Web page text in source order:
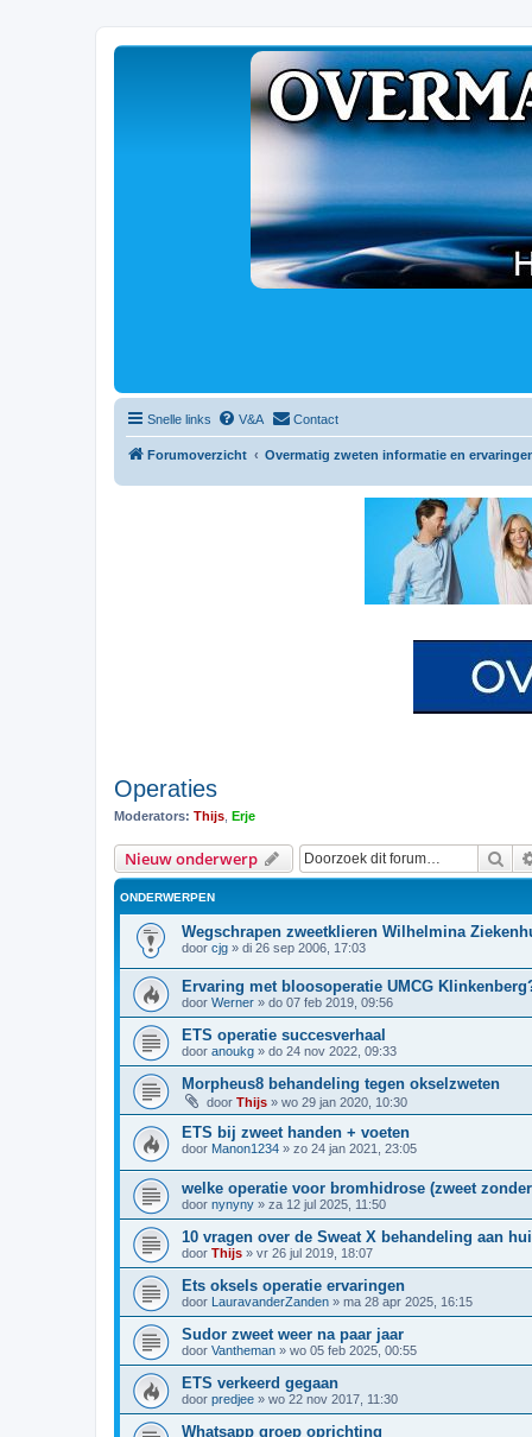
Snelle links V&A Contact
Forumoverzicht Overmatig zweten informatie en
Operaties
Moderators: Thijs Erje
Nieuw onderwerp
ONDERWERPEN
Wegschrapen zweetklieren Wilhelmina
door cjg » di 26 sep 2006, 17:03
Ervaring met bloosoperatie UMCG
door Werner » do 07 feb 2019, 09:56
ETS operatie succesverhaal
door anoukg » do 24 nov 2022, 09:33
Morpheus8 behandeling tegen okselzweten
door Thijs » wo 29 jan 2020, 10:30
ETS bij zweet handen + voeten
door Manon1234 » zo 24 jan 2021, 23:05
welke operatie voor bromhidrose (zweet
door nynyny » za 12 jul 2025, 11:50
10 vragen over de Sweat X behandeling aan
door Thijs » vr 26 jul 2019, 18:07
Ets oksels operatie ervaringen
door LauravanderZanden » ma 28 apr 2025, 16:15
Sudor zweet weer na paar jaar
door Vantheman » wo 05 feb 2025, 00:55
ETS verkeerd gegaan
door predjee » wo 22 nov 2017, 11:30
Whatsapp groep oprichting